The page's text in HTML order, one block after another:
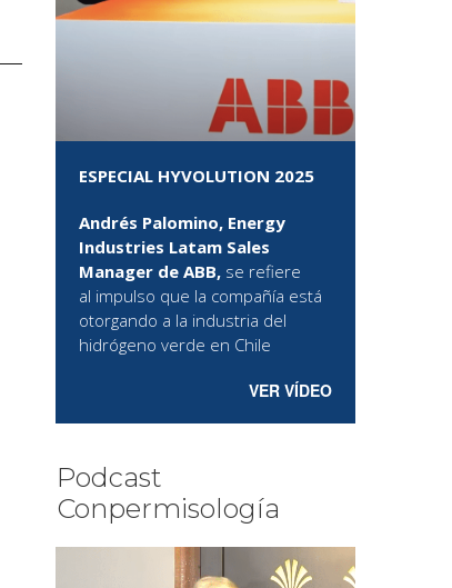
ESPECIAL HYVOLUTION 2025
Andrés Palomino, Energy
Industries Latam Sales
Manager de ABB, se refiere
al impulso que la compañía está
otorgando a la industria del
hidrógeno verde en Chile
VER VÍDEO
Podcast
Conpermisología